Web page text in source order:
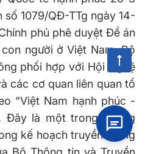
1079/QĐ-TTg ngày 14-
phủ phê duyệt Đề án
người ở Việt Nam, Bộ
phối hợp với Hội Nghệ
các cơ quan liên quan tổ
“Việt Nam hạnh phúc -
Đây là một trong những
kế hoạch truyền thông